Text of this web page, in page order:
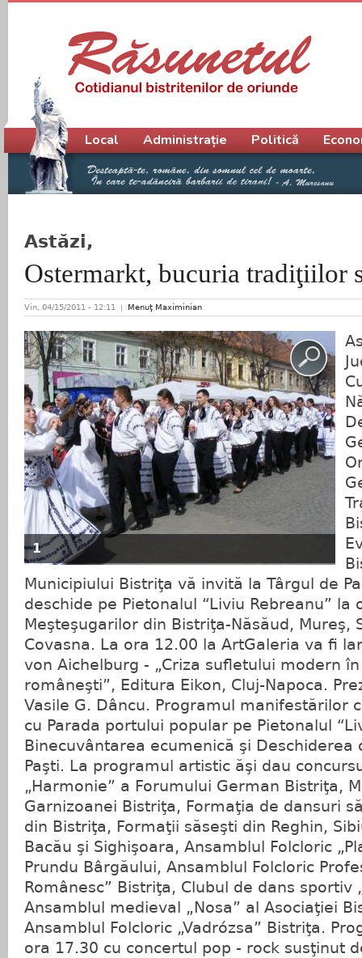
Astăzi,
Ostermarkt, bucuria tradiţiilor
Vin, 04/15/2011 - 12:11 Menuţ Maximinian
1
Municipiului Bistriţa vă invită la Târgul de
deschide pe Pietonalul “Liviu Rebreanu” la
Meşteşugarilor din Bistriţa-Năsăud, Mureş,
Covasna. La ora 12.00 la ArtGaleria va fi
von Aichelburg - „Criza sufletului modern
româneşti”, Editura Eikon, Cluj-Napoca.
Vasile G. Dâncu. Programul manifestărilor
cu Parada portului popular pe Pietonalul
Binecuvântarea ecumenică şi Deschiderea
Paşti. La programul artistic ăşi dau
„Harmonie” a Forumului German Bistriţa,
Garnizoanei Bistriţa, Formaţia de dansuri
din Bistriţa, Formaţii săseşti din Reghin,
Bacău şi Sighişoara, Ansamblul Folcloric
Prundu Bârgăului, Ansamblul Folcloric
Românesc” Bistriţa, Clubul de dans sportiv
Ansamblul medieval „Nosa” al Asociaţiei
Ansamblul Folcloric „Vadrózsa” Bistriţa.
ora 17.30 cu concertul pop - rock susţinut
Meniu principal
Local Administrație Politică